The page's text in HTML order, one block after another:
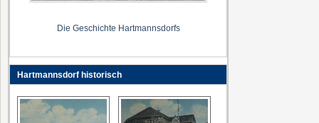
Die Geschichte Hartmannsdorfs
Hartmannsdorf historisch